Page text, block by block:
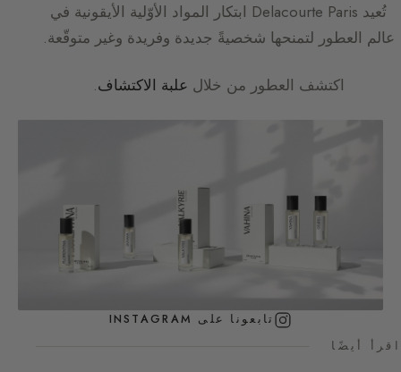
تُعيد Delacourte Paris ابتكار المواد الأوّلية الأيقونية في
عالم العطور لتمنحها شخصيةً جديدة وفريدة وغير متوقّعة.
اكتشف العطور من خلال علبة الاكتشاف.
تابعونا على INSTAGRAM
اقرأ أيضًا